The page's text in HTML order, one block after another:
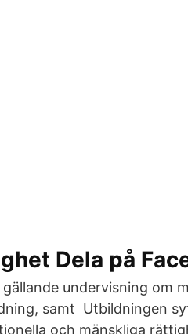
Dela på
undervisning om
samt Utbildningen
och mänskliga